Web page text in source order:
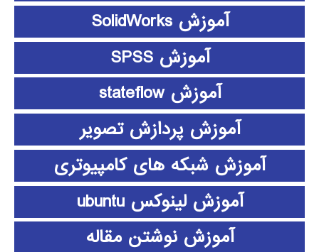
آموزش SolidWorks
آموزش SPSS
آموزش stateflow
آموزش پردازش تصویر
آموزش شبکه های کامپیوتری
آموزش لینوکس ubuntu
آموزش نوشتن مقاله